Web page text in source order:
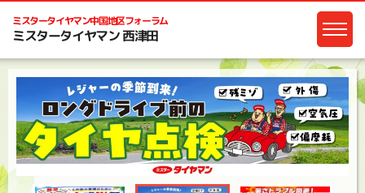
ミスタータイヤマン中国地区フォーラム
ミスタータイヤマン 西津田